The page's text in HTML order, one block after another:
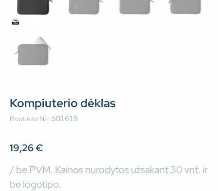
Kompiuterio dėklas
Produkto Nr.: 501619
19,26€
/ be PVM. Kainos nurodytos užsakant 30 vnt. ir
be logotipo.